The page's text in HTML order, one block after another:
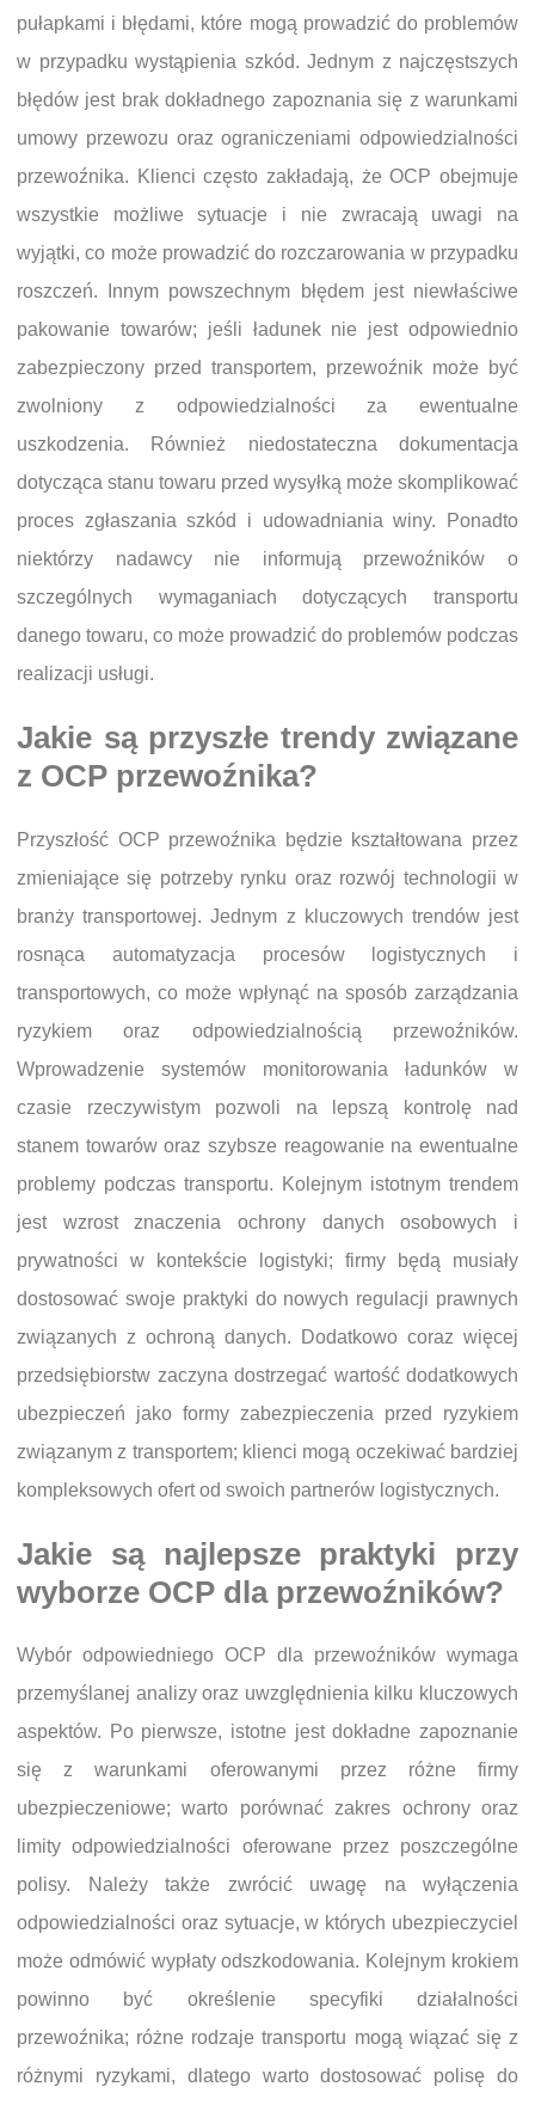
pułapkami i błędami, które mogą prowadzić do problemów
w przypadku wystąpienia szkód. Jednym z najczęstszych
błędów jest brak dokładnego zapoznania się z warunkami
umowy przewozu oraz ograniczeniami odpowiedzialności
przewoźnika. Klienci często zakładają, że OCP obejmuje
wszystkie możliwe sytuacje i nie zwracają uwagi na
wyjątki, co może prowadzić do rozczarowania w przypadku
roszczeń. Innym powszechnym błędem jest niewłaściwe
pakowanie towarów; jeśli ładunek nie jest odpowiednio
zabezpieczony przed transportem, przewoźnik może być
zwolniony z odpowiedzialności za ewentualne
uszkodzenia. Również niedostateczna dokumentacja
dotycząca stanu towaru przed wysyłką może skomplikować
proces zgłaszania szkód i udowadniania winy. Ponadto
niektórzy nadawcy nie informują przewoźników o
szczególnych wymaganiach dotyczących transportu
danego towaru, co może prowadzić do problemów podczas
realizacji usługi.
Jakie są przyszłe trendy związane
z OCP przewoźnika?
Przyszłość OCP przewoźnika będzie kształtowana przez
zmieniające się potrzeby rynku oraz rozwój technologii w
branży transportowej. Jednym z kluczowych trendów jest
rosnąca automatyzacja procesów logistycznych i
transportowych, co może wpłynąć na sposób zarządzania
ryzykiem oraz odpowiedzialnością przewoźników.
Wprowadzenie systemów monitorowania ładunków w
czasie rzeczywistym pozwoli na lepszą kontrolę nad
stanem towarów oraz szybsze reagowanie na ewentualne
problemy podczas transportu. Kolejnym istotnym trendem
jest wzrost znaczenia ochrony danych osobowych i
prywatności w kontekście logistyki; firmy będą musiały
dostosować swoje praktyki do nowych regulacji prawnych
związanych z ochroną danych. Dodatkowo coraz więcej
przedsiębiorstw zaczyna dostrzegać wartość dodatkowych
ubezpieczeń jako formy zabezpieczenia przed ryzykiem
związanym z transportem; klienci mogą oczekiwać bardziej
kompleksowych ofert od swoich partnerów logistycznych.
Jakie są najlepsze praktyki przy
wyborze OCP dla przewoźników?
Wybór odpowiedniego OCP dla przewoźników wymaga
przemyślanej analizy oraz uwzględnienia kilku kluczowych
aspektów. Po pierwsze, istotne jest dokładne zapoznanie
się z warunkami oferowanymi przez różne firmy
ubezpieczeniowe; warto porównać zakres ochrony oraz
limity odpowiedzialności oferowane przez poszczególne
polisy. Należy także zwrócić uwagę na wyłączenia
odpowiedzialności oraz sytuacje, w których ubezpieczyciel
może odmówić wypłaty odszkodowania. Kolejnym krokiem
powinno być określenie specyfiki działalności
przewoźnika; różne rodzaje transportu mogą wiązać się z
różnymi ryzykami, dlatego warto dostosować polisę do